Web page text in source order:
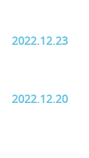
2022.12.23
2022.12.20